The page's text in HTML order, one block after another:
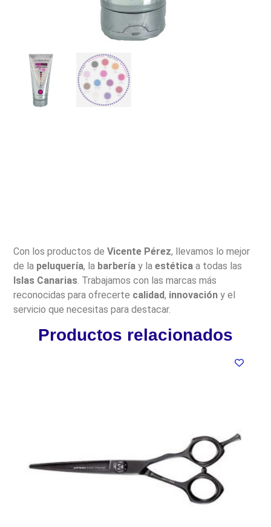
Con los productos deVicente Pérez, llevamos lo mejor
de la peluquería, la barbería y laestética a todas las
Islas Canarias. Trabajamos con las marcas más
reconocidas para ofrecerte calidad, innovación y el
servicio que necesitas para destacar.
Productos relacionados